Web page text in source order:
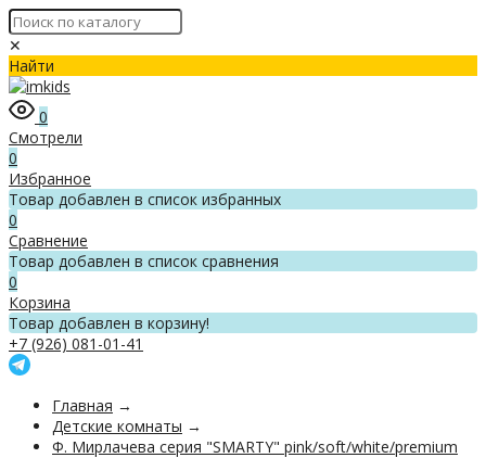
✕
Найти
0
Смотрели
0
Избранное
Товар добавлен в список избранных
0
Сравнение
Товар добавлен в список сравнения
0
Корзина
Товар добавлен в корзину!
+7 (926) 081-01-41
Главная →
Детские комнаты →
Ф. Мирлачева серия "SMARTY" pink/soft/white/premium